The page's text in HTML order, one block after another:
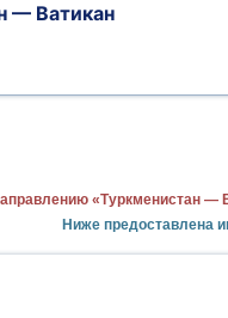
— Ватикан
«Туркменистан —
Ниже предоставлена